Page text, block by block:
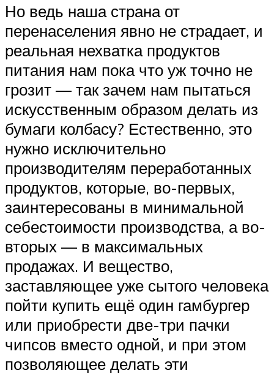
Но ведь наша страна от
перенаселения явно не страдает, и
реальная нехватка продуктов
питания нам пока что уж точно не
грозит — так зачем нам пытаться
искусственным образом делать из
бумаги колбасу? Естественно, это
нужно исключительно
производителям переработанных
продуктов, которые, во-первых,
заинтересованы в минимальной
себестоимости производства, а во-
вторых — в максимальных
продажах. И вещество,
заставляющее уже сытого человека
пойти купить ещё один гамбургер
или приобрести две-три пачки
чипсов вместо одной, и при этом
позволяющее делать эти